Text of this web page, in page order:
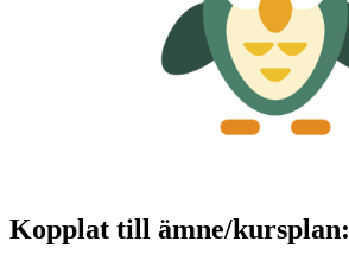
Kopplat till ämne/kursplan: